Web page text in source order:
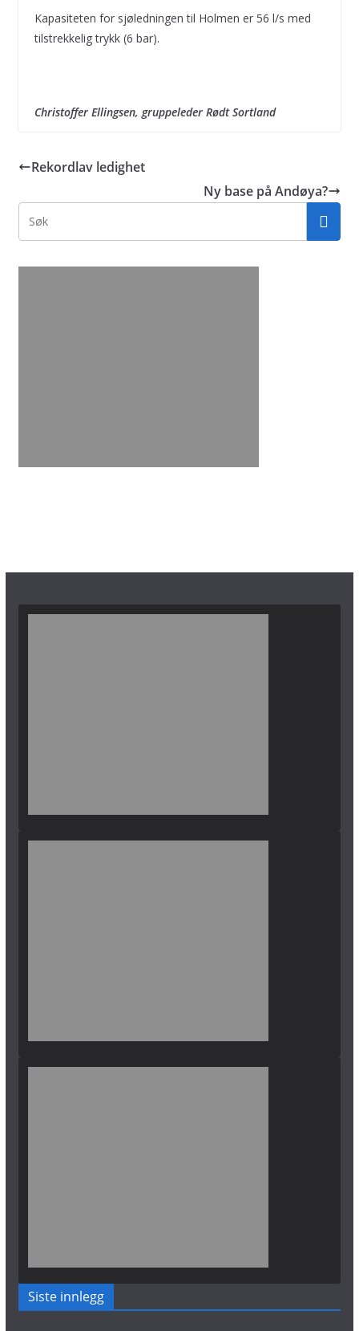
Kapasiteten for sjøledningen til Holmen er 56 l/s med
tilstrekkelig trykk (6 bar).
Christoffer Ellingsen, gruppeleder Rødt Sortland
Rekordlav ledighet
Ny base på Andøya?
Siste innlegg